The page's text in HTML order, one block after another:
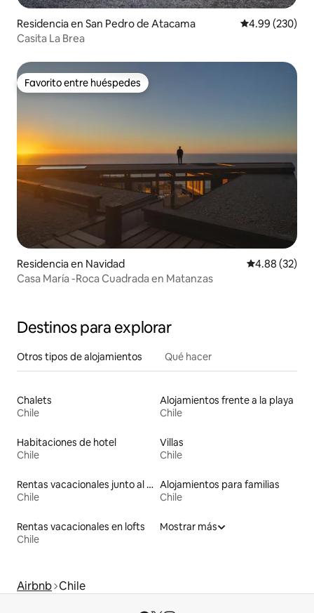
Residencia en San Pedro de Atacama Calificación
4.99 (230)
Casita La Brea
Favorito entre huéspedes
Favorito entre huéspedes
Residencia en Navidad Calificación
4.88 (32)
Casa María -Roca Cuadrada en Matanzas
Destinos para explorar
Otros tipos de alojamientos Qué hacer
Chalets
Chile
Alojamientos frente a la playa
Chile
Habitaciones de hotel
Chile
Villas
Chile
Rentas vacacionales junto al agua
Chile
Alojamientos para familias
Chile
Rentas vacacionales en lofts
Chile
Mostrar más
Airbnb Chile